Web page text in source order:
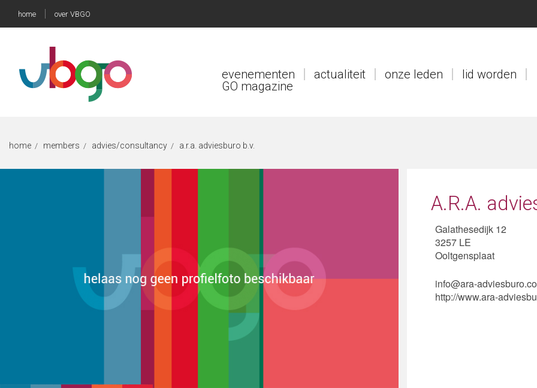
home over VBGO
evenementen actualiteit onze leden
lid worden
GO magazine
home / members / advies/consultancy / a.r.a. adviesburo b.v.
A.R.A.
Galathesedijk 12
3257 LE
Ooltgensplaat
info@ara-
http://www.ara-